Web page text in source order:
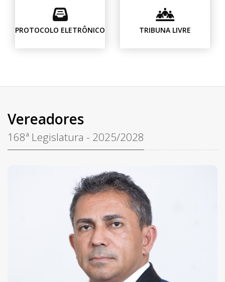
PROTOCOLO ELETRÔNICO TRIBUNA LIVRE
Vereadores
168ª Legislatura - 2025/2028